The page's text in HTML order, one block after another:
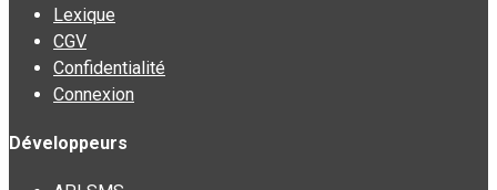
Lexique
CGV
Confidentialité
Connexion
Développeurs